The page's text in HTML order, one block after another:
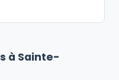
optez pour
fin de
. Un grand
à Sainte-